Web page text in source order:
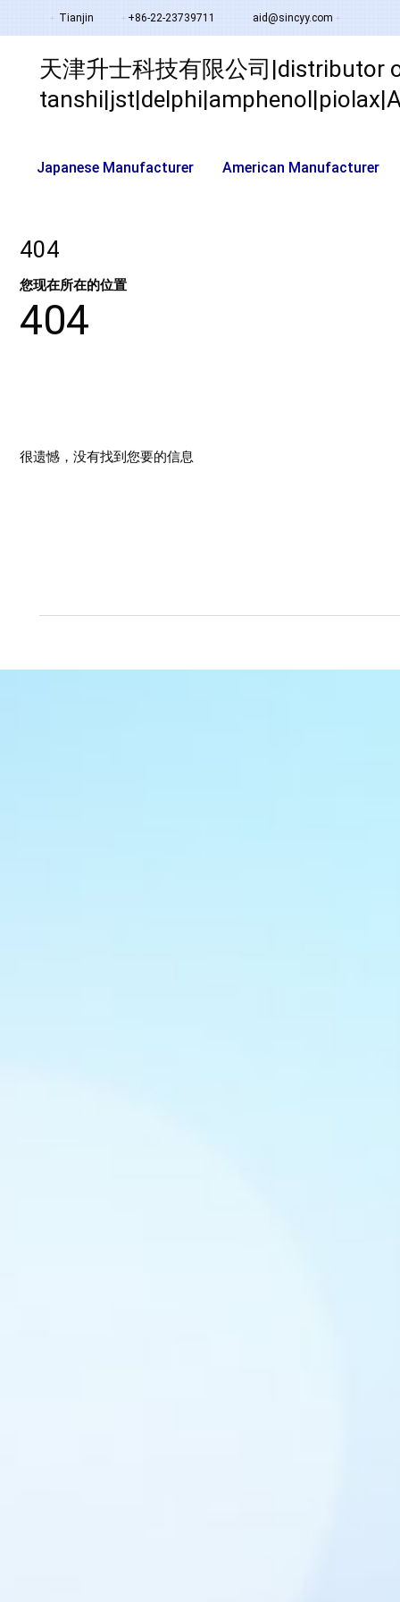
Tianjin +86-22-23739711 aid@sincyy.com
天津升士科技有限公司|distributor
Japanese Manufacturer American Manufacturer
404
您现在所在的位置
404
很遗憾，没有找到您要的信息